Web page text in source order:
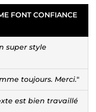
FONT CONFIANCE
super style
toujours. Merci."
est bien travaillé